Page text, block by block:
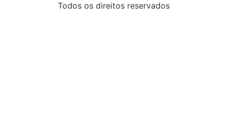
Todos os direitos reservados